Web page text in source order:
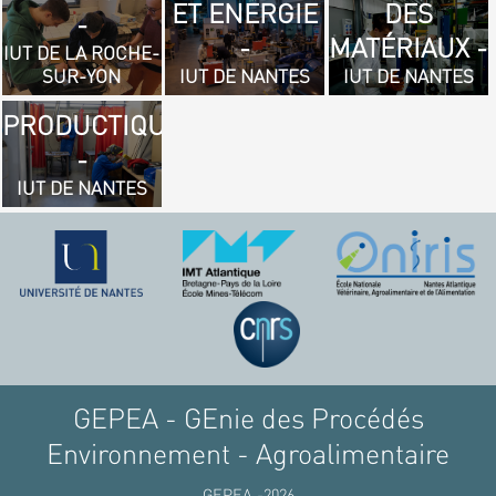
-
IUT DE LA ROCHE-
SUR-YON
ET ENERGIE
-
IUT DE NANTES
DES
MATÉRIAUX -
IUT DE NANTES
- GÉNIE
MÉCANIQUE
ET
PRODUCTIQUE
-
IUT DE NANTES
GEPEA - GEnie des Procédés
Environnement - Agroalimentaire